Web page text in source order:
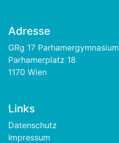
Adresse
GRg 17 Parhamergymnasium
Parhamerplatz 18
1170 Wien
Links
Footer
Datenschutz
Impressum